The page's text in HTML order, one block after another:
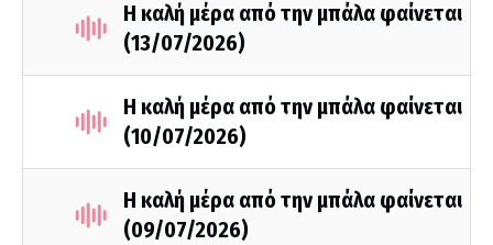
Η καλή μέρα από την μπάλα φαίνεται
(13/07/2026)
Η καλή μέρα από την μπάλα φαίνεται
(10/07/2026)
Η καλή μέρα από την μπάλα φαίνεται
(09/07/2026)